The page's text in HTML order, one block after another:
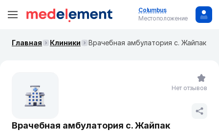
Columbus
Местоположение
Главная Клиники Врачебная амбулатория с. Жайпак
Врачебная амбулатория с. Жайпак
Нет отзывов